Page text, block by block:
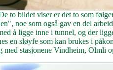
to bildet viser er det to som
noe som også gav en del
å ligge inne i tunnel, og der
en sløyfe som kan brukes i
stasjonene Vindheim, Olmli